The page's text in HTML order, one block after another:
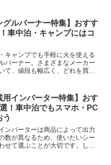
へ。
グルバーナー特集】おすす
車中泊・キャンプにはコ
キャンプでも手軽に火を使える
バーナー。さまざまなメーカー
て、値段も幅広く、どれを買え
】をまとめました。
用インバーター特集】おす
！車中泊でもスマホ・PC
う
ンバーターは商品によって出力
数が異なるため、使いたいシー
せて選ぶことが大切です。しか